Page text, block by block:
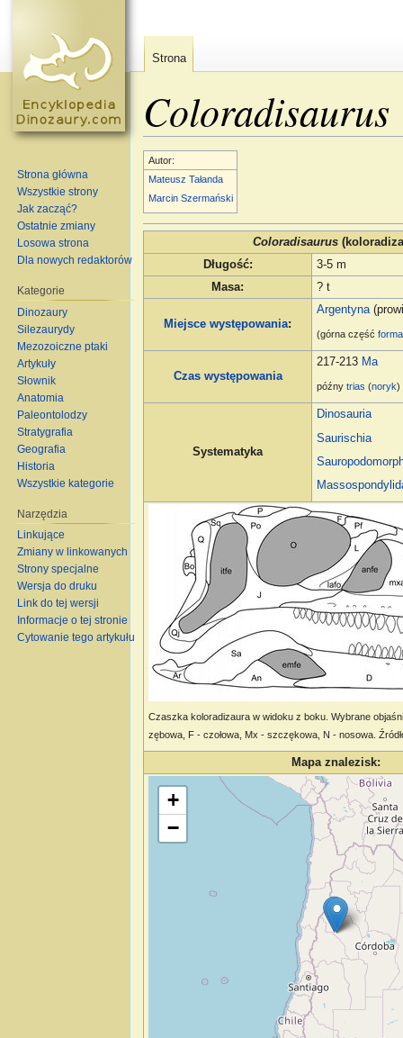
Coloradisaurus
Autor:
Mateusz Tałanda
Marcin Szermański
Coloradisaurus
Długość:
3-5 m
Masa: ? t
Miejsce występowania:
Argentyna
(górna część
Czas występowania
217-213 Ma
późnytrias (noryk)
Systematyka
Dinosauria
Saurischia
Czaszka koloradizaura w widoku z boku. Wybrane
zębowa, F - czołowa, Mx - szczękowa, N - nosowa.
Mapa znalezisk:
Wczytywanie mapy…
+
−
Strona
Strona główna
Wszystkie strony
Jak zacząć?
Ostatnie zmiany
Losowa strona
Dla nowych redaktorów
Kategorie
Dinozaury
Silezaurydy
Mezozoiczne ptaki
Artykuły
Słownik
Anatomia
Paleontolodzy
Stratygrafia
Geografia
Historia
Wszystkie kategorie
Narzędzia
Linkujące
Zmiany w linkowanych
Strony specjalne
Wersja do druku
Link do tej wersji
Informacje o tej stronie
Cytowanie tego artykułu